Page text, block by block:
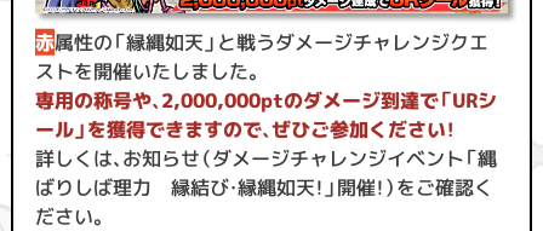
赤属性の「縁縄如天」と戦うダメージチャレンジクエ
ストを開催いたしました。
専用の称号や、2,000,000ptのダメージ到達で「URシ
ール」を獲得できますので、ぜひご参加ください！
詳しくは、お知らせ（ダメージチャレンジイベント「縄
ばりしば理力 縁結び・縁縄如天！」開催！）をご確認く
ださい。